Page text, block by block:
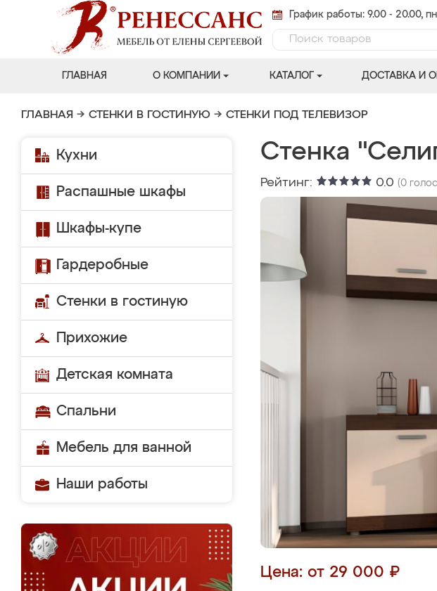
График работы: 9.00 - 20.00,
ГЛАВНАЯ О КОМПАНИИ КАТАЛОГ ДОСТАВКА И
ГЛАВНАЯ → СТЕНКИ В ГОСТИНУЮ → СТЕНКИ ПОД ТЕЛЕВИЗОР
Кухни
Распашные шкафы
Шкафы-купе
Гардеробные
Стенки в гостиную
Прихожие
Детская комната
Спальни
Мебель для ванной
Наши работы
Стенка
Рейтинг: 0.0 (0
Цена: от 29 000 ₽